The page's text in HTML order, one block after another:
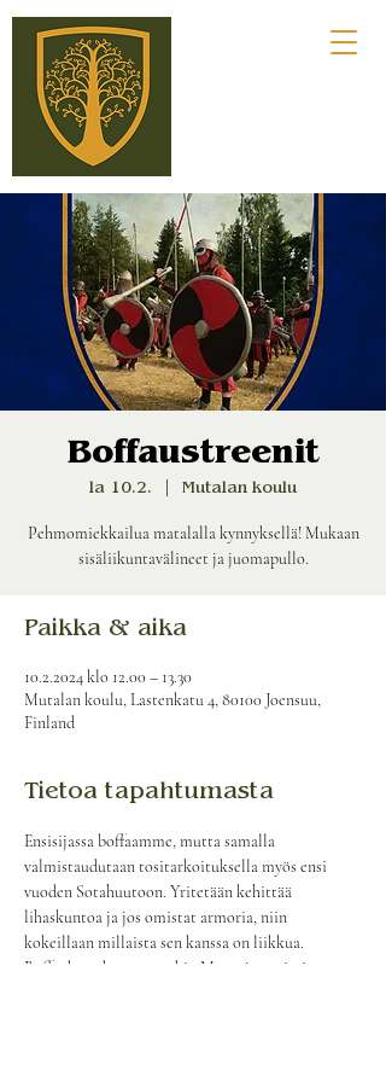
Boffaustreenit
la 10.2. Mutalan koulu
Pehmomiekkailua matalalla kynnyksellä! Mukaan
sisäliikuntavälineet ja juomapullo.
Paikka & aika
10.2.2024 klo 12.00 – 13.30
Mutalan koulu, Lastenkatu 4, 80100 Joensuu,
Finland
Tietoa tapahtumasta
Ensisijassa boffaamme, mutta samalla
valmistaudutaan tositarkoituksella myös ensi
vuoden Sotahuutoon. Yritetään kehittää
lihaskuntoa ja jos omistat armoria, niin
kokeillaan millaista sen kanssa on liikkua.
Boffaukset, kuten muukin Mantujen toiminta, on